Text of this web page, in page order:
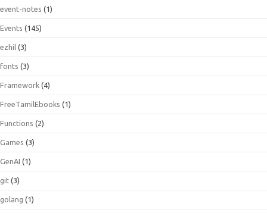
event-notes (1)
Events (145)
ezhil (3)
fonts (3)
Framework (4)
FreeTamilEbooks (1)
Functions (2)
Games (3)
GenAI (1)
git (3)
golang (1)